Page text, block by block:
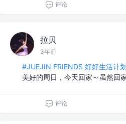
评论
拉贝
3年前
#JUEJIN FRIENDS 好好生活计
美好的周日，今天回家～虽然回
评论